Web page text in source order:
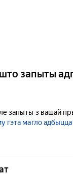
запыты
запыты з вашай
гэта магло